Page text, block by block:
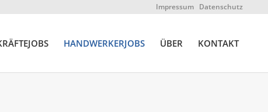
Impressum Datenschutz
HANDWERKERJOBS ÜBER KONTAKT